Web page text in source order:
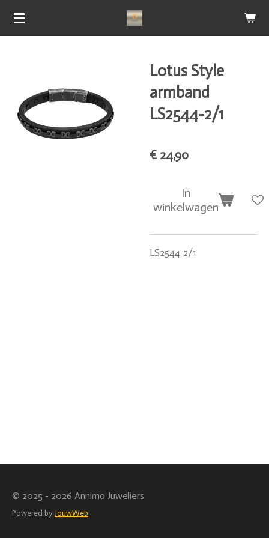
Ga
Lotus Style
armband
LS2544-2/1
€ 24,90
In
winkelwagen
LS2544-2/1
© 2025 - 2026 Annimo Juweliers
Powered by JouwWeb